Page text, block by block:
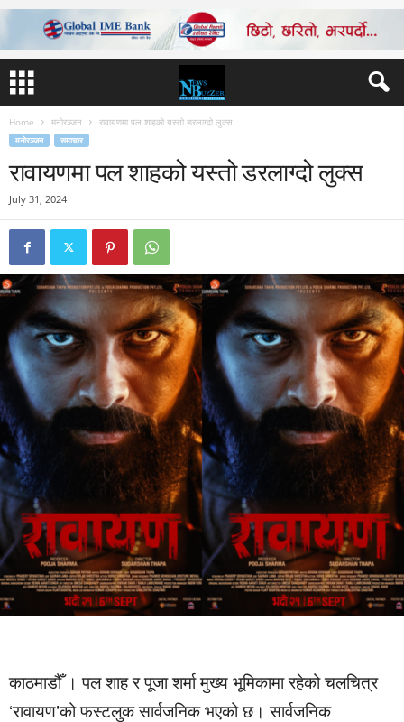
Home मनोरञ्जन रावायणमा पल शाहको यस्तो डरलाग्दो लुक्स
मनोरञ्जन समाचार
रावायणमा पल शाहको यस्तो डरलाग्दो लुक्स
July 31, 2024
काठमाडौँ । पल शाह र पूजा शर्मा मुख्य भूमिकामा रहेको चलचित्र
‘रावायण’को फस्टलुक सार्वजनिक भएको छ। सार्वजनिक